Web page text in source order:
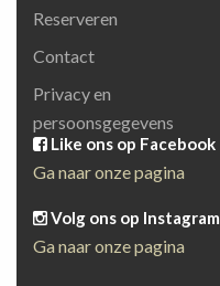
Reserveren
Contact
Privacy en
persoonsgegevens
Like ons op Facebook
Ga naar onze pagina
Volg ons op Instagram
Ga naar onze pagina